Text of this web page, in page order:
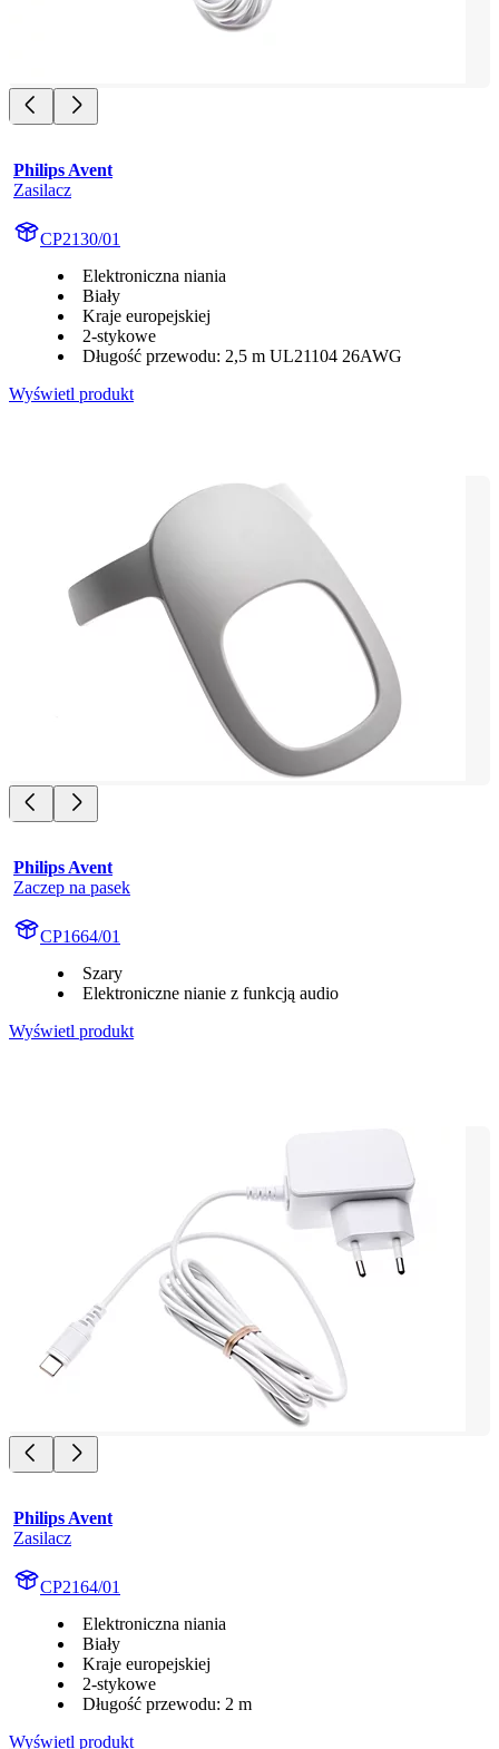
Philips Avent
Zasilacz
CP2130/01
Elektroniczna niania
Biały
Kraje europejskiej
2-stykowe
Długość przewodu: 2,5 m UL21104 26AWG
Wyświetl produkt
Philips Avent
Zaczep na pasek
CP1664/01
Szary
Elektroniczne nianie z funkcją audio
Wyświetl produkt
Philips Avent
Zasilacz
CP2164/01
Elektroniczna niania
Biały
Kraje europejskiej
2-stykowe
Długość przewodu: 2 m
Wyświetl produkt